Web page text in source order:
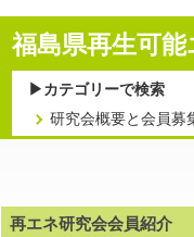
福島県再生可
研究会概要と会員募
再エネ研究会会員紹介